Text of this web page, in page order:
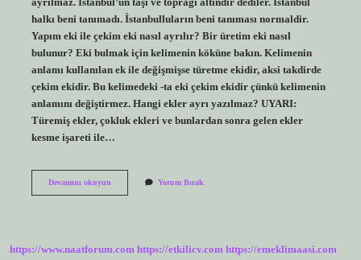
ayrılmaz. İstanbul’un taşı ve toprağı altındır dediler. İstanbul
halkı beni tanımadı. İstanbulluların beni tanıması normaldir.
Yapım eki ile çekim eki nasıl ayrılır? Bir üretim eki nasıl
bulunur? Eki bulmak için kelimenin köküne bakın. Kelimenin
anlamı kullanılan ek ile değişmişse türetme ekidir, aksi takdirde
çekim ekidir. Bu kelimedeki -ta eki çekim ekidir çünkü kelimenin
anlamını değiştirmez. Hangi ekler ayrı yazılmaz? UYARI:
Türemiş ekler, çokluk ekleri ve bunlardan sonra gelen ekler
kesme işareti ile…
Devamını okuyunYapım
Ayrılır
Yorum Bırak
https://www.naatforum.com https://etkilicv.com https://emeklimaasi.com